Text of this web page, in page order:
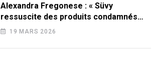
Alexandra Fregonese : « Süvy
ressuscite des produits condamnés
par le sucre ! »
19 MARS 2026